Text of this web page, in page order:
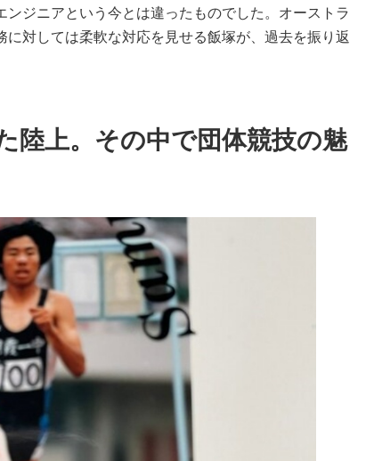
ジニアという今とは違ったものでした。オーストラ
対しては柔軟な対応を見せる飯塚が、過去を振り返
陸上。その中で団体競技の魅